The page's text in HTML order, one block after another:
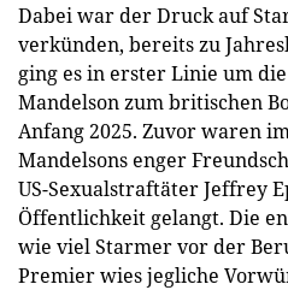
Dabei war der Druck auf
verkünden, bereits zu
ging es in erster Linie um
Mandelson zum britischen
Anfang 2025. Zuvor waren
Mandelsons enger
US-Sexualstraftäter Jeffrey
Öffentlichkeit gelangt. Die
wie viel Starmer vor der
Premier wies jegliche